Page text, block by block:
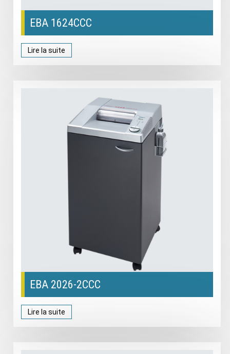
EBA 1624CCC
Lire la suite
EBA 2026-2CCC
Lire la suite